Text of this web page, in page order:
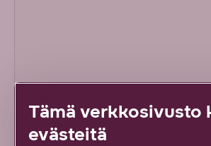
Tämä verkkosivusto
evästeitä